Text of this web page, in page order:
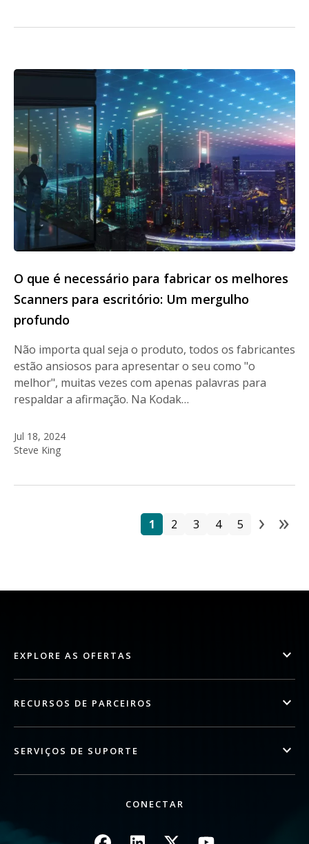
O que é necessário para fabricar os melhores
Scanners para escritório: Um mergulho
profundo
Não importa qual seja o produto, todos os fabricantes
estão ansiosos para apresentar o seu como "o
melhor", muitas vezes com apenas palavras para
respaldar a afirmação. Na Kodak…
Jul 18, 2024
Steve King
Página
1 Página
2 Página
3 Página
4 Página
5 › »
EXPLORE AS OFERTAS
RECURSOS DE PARCEIROS
SERVIÇOS DE SUPORTE
CONECTAR
ImagemImagemImagemImagem